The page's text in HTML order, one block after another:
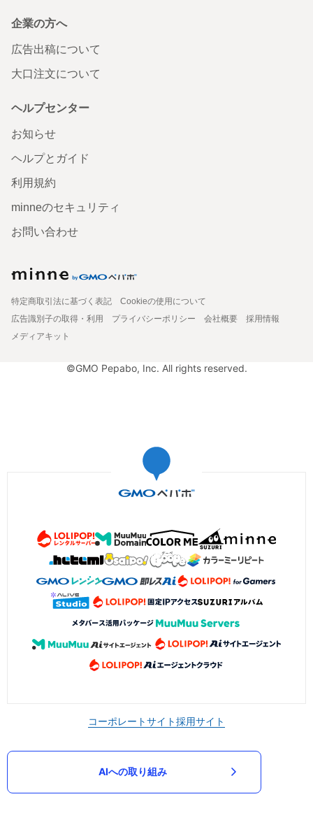
企業の方へ
広告出稿について
大口注文について
ヘルプセンター
お知らせ
ヘルプとガイド
利用規約
minneのセキュリティ
お問い合わせ
特定商取引法に基づく表記
Cookieの使用について
広告識別子の取得・利用
プライバシーポリシー 会社概要
採用情報
メディアキット
©GMO Pepabo, Inc. All rights reserved.
コーポレートサイト採用サイト
AIへの取り組み